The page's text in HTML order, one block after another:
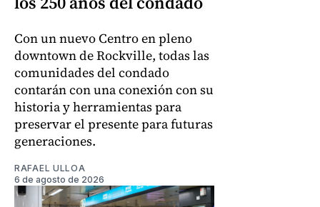
Con un nuevo Centro en pleno
downtown de Rockville, todas las
comunidades del condado
contarán con una conexión con su
historia y herramientas para
preservar el presente para futuras
generaciones.
RAFAEL ULLOA
6 de agosto de 2026